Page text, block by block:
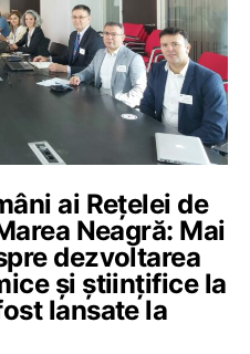
ai Rețelei de
Neagră: Mai
dezvoltarea
și științifice la
lansate la